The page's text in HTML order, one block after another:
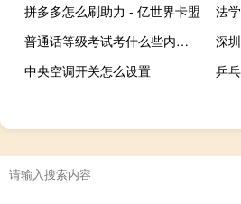
拼多多怎么刷助力 - 亿世界卡盟
法
普通话等级考试考什么些内容 普通话考试考些什么内容
中央空调开关怎么设置
乒